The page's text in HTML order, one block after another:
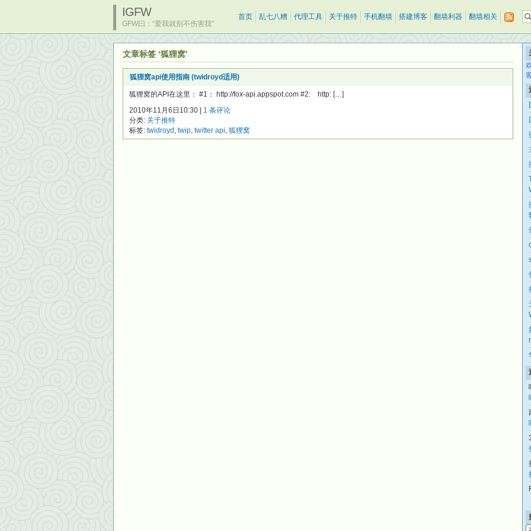
IGFW
GFW曰：“爱我就别不伤害我”
首页 乱七八糟 代理工具 关于推特 手机翻墙 搭建博客 翻墙利器 翻墙相关
文章标签 ‘狐狸窝’
狐狸窝api使用指南 (twidroyd适用)
狐狸窝的API在这里： #1： http://fox-api.appspot.com #2: http: […]
2010年11月6日10:30 | 1 条评论
分类: 关于推特
标签: twidroyd , twip, twitter api, 狐狸窝